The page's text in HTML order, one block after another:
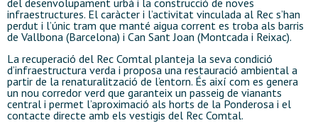
del desenvolupament urbà i la construcció de noves
infraestructures. El caràcter i l’activitat vinculada al Rec s’han
perdut i l’únic tram que manté aigua corrent es troba als barris
de Vallbona (Barcelona) i Can Sant Joan (Montcada i Reixac).
La recuperació del Rec Comtal planteja la seva condició
d’infraestructura verda i proposa una restauració ambiental a
partir de la renaturalització de l’entorn. És així com es genera
un nou corredor verd que garanteix un passeig de vianants
central i permet l’aproximació als horts de la Ponderosa i el
contacte directe amb els vestigis del Rec Comtal.